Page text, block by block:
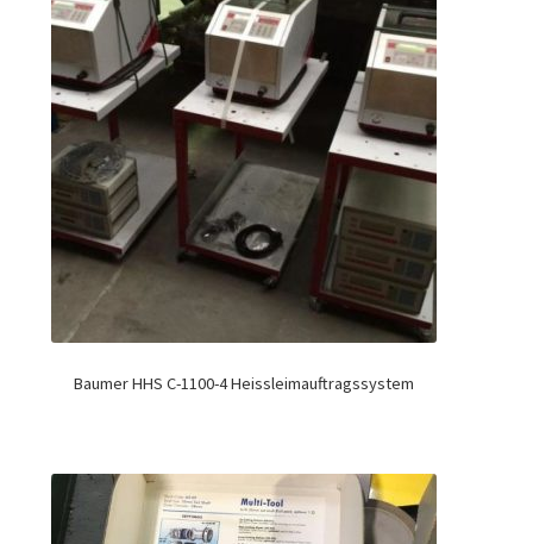
Baumer HHS C-1100-4 Heissleimauftragssystem